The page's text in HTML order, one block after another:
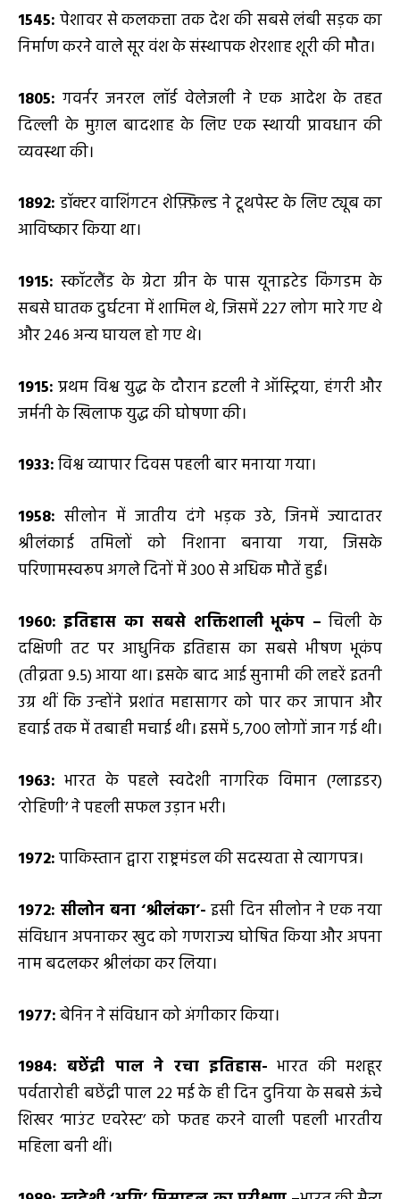
1545: पेशावर से कलकत्ता तक देश की सबसे लंबी सड़क का
निर्माण करने वाले सूर वंश के संस्थापक शेरशाह शूरी की मौत।
1805: गवर्नर जनरल लॉर्ड वेलेजली ने एक आदेश के तहत
दिल्ली के मुग़ल बादशाह के लिए एक स्थायी प्रावधान की
व्यवस्था की।
1892: डॉक्टर वाशिंगटन शेफ़्फ़िल्ड ने टूथपेस्ट के लिए ट्यूब का
आविष्कार किया था।
1915: स्कॉटलैंड के ग्रेटा ग्रीन के पास यूनाइटेड किंगडम के
सबसे घातक दुर्घटना में शामिल थे, जिसमें 227 लोग मारे गए थे
और 246 अन्य घायल हो गए थे।
1915: प्रथम विश्व युद्ध के दौरान इटली ने ऑस्ट्रिया, हंगरी और
जर्मनी के खिलाफ युद्ध की घोषणा की।
1933:विश्व व्यापार दिवस पहली बार मनाया गया।
1958: सीलोन में जातीय दंगे भड़क उठे, जिनमें ज्यादातर
श्रीलंकाई तमिलों को निशाना बनाया गया, जिसके
परिणामस्वरूप अगले दिनों में 300 से अधिक मौतें हुईं।
1960: इतिहास का सबसे शक्तिशाली भूकंप – चिली के
दक्षिणी तट पर आधुनिक इतिहास का सबसे भीषण भूकंप
(तीव्रता 9.5) आया था। इसके बाद आई सुनामी की लहरें इतनी
उग्र थीं कि उन्होंने प्रशांत महासागर को पार कर जापान और
हवाई तक में तबाही मचाई थी। इसमें 5,700 लोगों जान गई थी।
1963: भारत के पहले स्वदेशी नागरिक विमान (ग्लाइडर)
‘रोहिणी’ ने पहली सफल उड़ान भरी।
1972:पाकिस्तान द्वारा राष्ट्रमंडल की सदस्यता से त्यागपत्र।
1972: सीलोन बना‘श्रीलंका’- इसी दिन सीलोन ने एक नया
संविधान अपनाकर खुद को गणराज्य घोषित किया और अपना
नाम बदलकर श्रीलंका कर लिया।
1977:बेनिन ने संविधान को अंगीकार किया।
1984: बछेंद्री पाल ने रचा इतिहास- भारत की मशहूर
पर्वतारोही बछेंद्री पाल 22 मई के ही दिन दुनिया के सबसे ऊंचे
शिखर ‘माउंट एवरेस्ट’ को फतह करने वाली पहली भारतीय
महिला बनी थीं।